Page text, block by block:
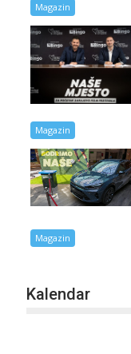
Magazin
Magazin
Magazin
Kalendar